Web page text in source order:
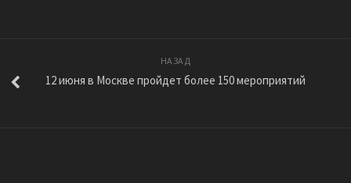
НАЗАД
12 июня в Москве пройдет более 150 мероприятий